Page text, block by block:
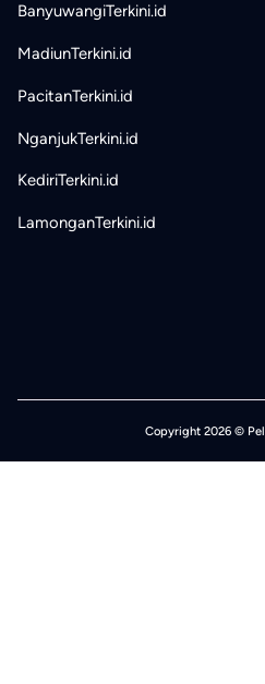
BanyuwangiTerkini.id
MadiunTerkini.id
PacitanTerkini.id
NganjukTerkini.id
KediriTerkini.id
LamonganTerkini.id
Copyright 2026 ©